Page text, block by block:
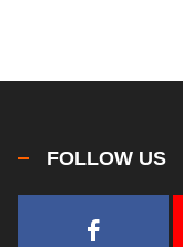
FOLLOW US